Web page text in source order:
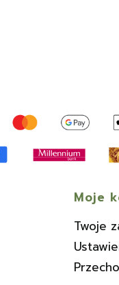
Moje
Twoje